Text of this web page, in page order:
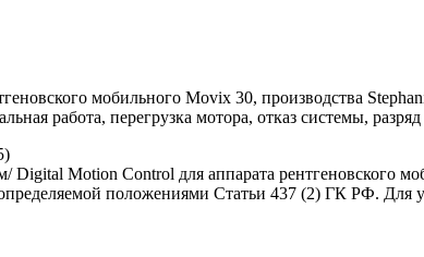
мобильного Movix 30, производства
работа, перегрузка мотора, отказ системы,
Motion Control для аппарата рентгеновского
положениями Статьи 437 (2) ГК РФ. Для